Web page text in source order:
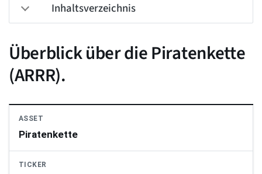
Inhaltsverzeichnis
Überblick über die Piratenkette
(ARRR).
ASSET
Piratenkette
TICKER